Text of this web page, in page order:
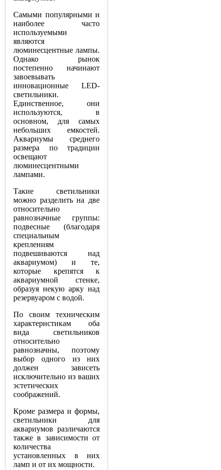
Самыми популярными и
наиболее часто
используемыми
являются
люминесцентные лампы.
Однако рынок
постепенно начинают
завоевывать
инновационные LED-
светильники.
Единственное, они
используются, в
основном, для самых
небольших емкостей.
Аквариумы среднего
размера по традиции
освещают
люминесцентными
лампами.
Такие светильники
можно разделить на две
относительно
равнозначные группы:
подвесные (благодаря
специальным
креплениям
подвешиваются над
аквариумом) и те,
которые крепятся к
аквариумной стенке,
образуя некую арку над
резервуаром с водой.
По своим техническим
характеристикам оба
вида светильников
относительно
равнозначны, поэтому
выбор одного из них
должен зависеть
исключительно из ваших
эстетических
соображений.
Кроме размера и формы,
светильники для
аквариумов различаются
также в зависимости от
количества
установленных в них
ламп и от их мощности.